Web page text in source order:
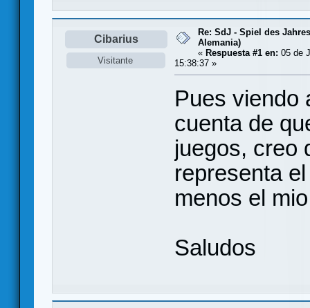
Cibarius
Visitante
Re: SdJ - Spiel des
Alemania)
« Respuesta #1 en: 05 de
15:38:37 »
Pues viendo
cuenta de
juegos, creo
representa
menos el
Saludos